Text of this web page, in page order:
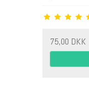
75,00 DKK